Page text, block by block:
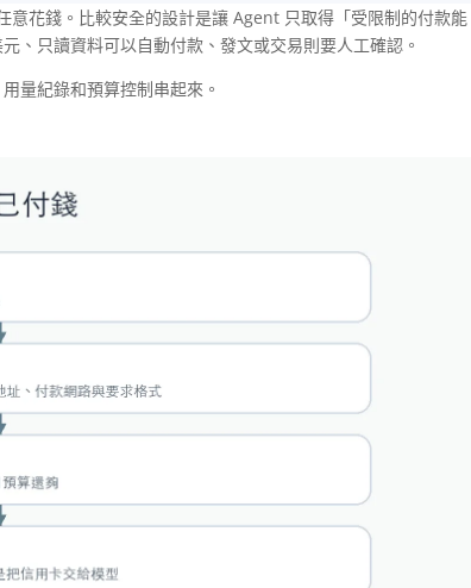
花錢。比較安全的設計是讓 Agent 只取得「受限制的付款能
、只讀資料可以自動付款、發文或交易則要人工確認。
量紀錄和預算控制串起來。